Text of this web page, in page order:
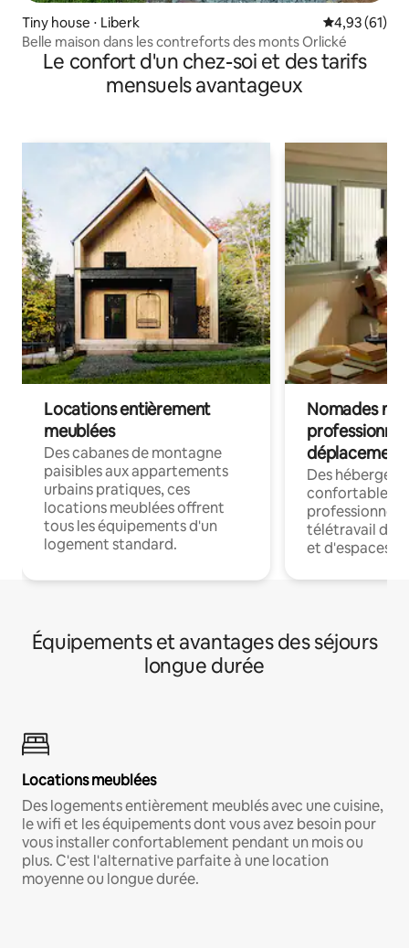
Tiny house ⋅ Liberk Évaluation
4,93 (61)
Belle maison dans les contreforts des monts Orlické
Le confort d'un chez-soi et des tarifs
mensuels avantageux
Locations entièrement
meublées
Des cabanes de montagne
paisibles aux appartements
urbains pratiques, ces
locations meublées offrent
tous les équipements d'un
logement standard.
Nomades
déplacement
Des
confortables
professionnels
télétravail
et d'espaces
Équipements et avantages des séjours
longue durée
Locations meublées
Des logements entièrement meublés avec une cuisine,
le wifi et les équipements dont vous avez besoin pour
vous installer confortablement pendant un mois ou
plus. C'est l'alternative parfaite à une location
moyenne ou longue durée.